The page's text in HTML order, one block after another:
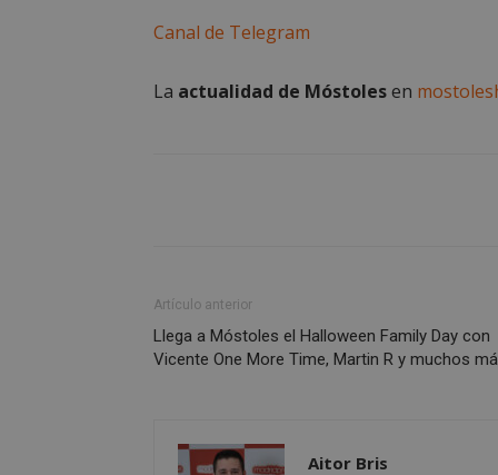
Canal de Telegram
La actualidad de Móstolesen
Artículo anterior
Llega a Móstoles el Halloween Family Day con
Vicente One More Time, Martin R y muchos
Aitor Bris
Nombre
job_listing_60028_0